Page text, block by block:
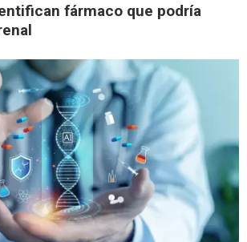
fármaco que podría